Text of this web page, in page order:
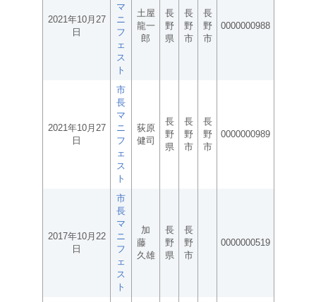
2021年10月27
日
マ
ニ
フ
ェ
ス
ト
土屋
龍一
郎
長
野
県
長
野
市
長
野
市
0000000988
2021年10月27
日
市
長
マ
ニ
フ
ェ
ス
ト
荻原
健司
長
野
県
長
野
市
長
野
市
0000000989
2017年10月22
日
市
長
マ
ニ
フ
ェ
ス
ト
加
藤
久雄
長
野
県
長
野
市
0000000519